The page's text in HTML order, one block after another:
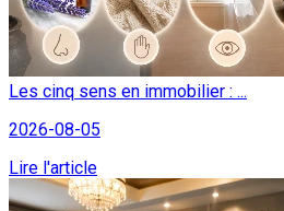
Les cinq sens en immobilier : ...
2026-08-05
Lire l'article